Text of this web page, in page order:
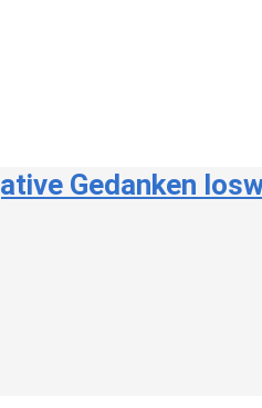
Gedanken